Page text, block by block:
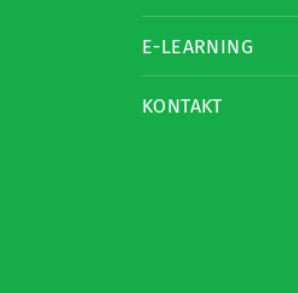
E-LEARNING
KONTAKT